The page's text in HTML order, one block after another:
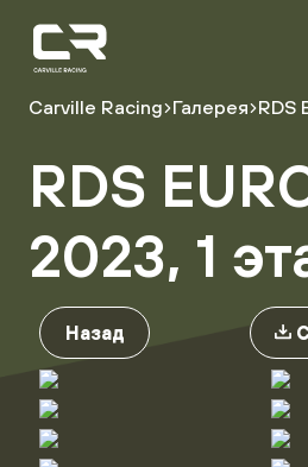
version="1.0"
encoding="utf-
О
Пилоты
Carville Racing Галерея RDS
RDS
2023, 1
Назад